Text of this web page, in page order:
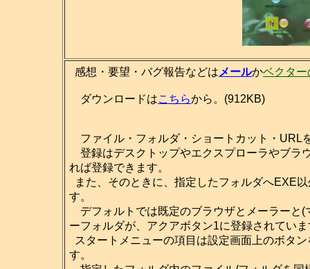
感想・要望・バグ報告などは メールかベクター
ダウンロードはこちらから。(912KB)
ファイル・フォルダ・ショートカット・URL
登録はデスクトップやエクスプローラやブラ
れば登録できます。
また、そのときに、指定したフォルダへEXE
す。
デフォルトでは既定のブラウザとメーラーと(
ーフォルダが、アクアボタン1に登録されてい
スタートメニューの項目は設定画面上のボタ
す。